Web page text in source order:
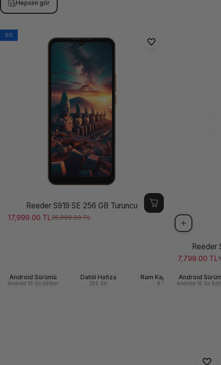
Hepsini gör
5G
Reeder S919 SE 256 GB Turuncu
Satış ücreti
17,999.00 TL
Normal fiyat35,999.00 TL
Android Sürümü
Android 16 Go Edition
Dahili Hafıza
256 Gb
Ram Kapasitesi
8 GB
Ön
Reeder
Satış ücreti
7,799.00 TL
Normal
Android
Android 16 Go